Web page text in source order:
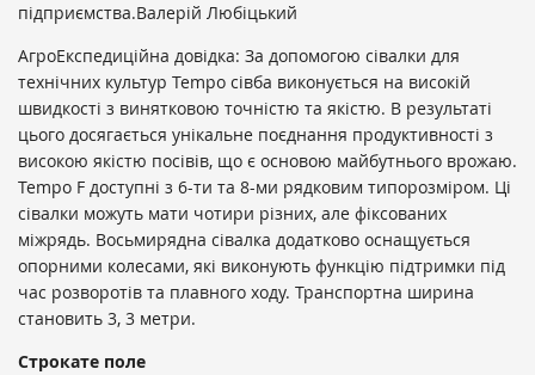
підприємства.Валерій Любіцький
АгроЕкспедиційна довідка: За допомогою сівалки для
технічних культур Tempo сівба виконується на високій
швидкості з винятковою точністю та якістю. В результаті
цього досягається унікальне поєднання продуктивності з
високою якістю посівів, що є основою майбутнього врожаю.
Tempo F доступні з 6-ти та 8-ми рядковим типорозміром. Ці
сівалки можуть мати чотири різних, але фіксованих
міжрядь. Восьмирядна сівалка додатково оснащується
опорними колесами, які виконують функцію підтримки під
час розворотів та плавного ходу. Транспортна ширина
становить 3, 3 метри.
Строкате поле